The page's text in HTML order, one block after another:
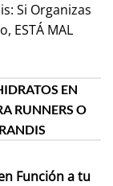
Si Organizas
ESTÁ MAL
EN
RUNNERS O
Función a tu